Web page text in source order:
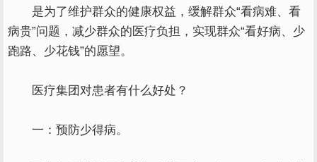
是为了维护群众的健康权益，缓解群众“看病难、看
病贵”问题，减少群众的医疗负担，实现群众“看好病、少
跑路、少花钱”的愿望。
医疗集团对患者有什么好处？
一：预防少得病。